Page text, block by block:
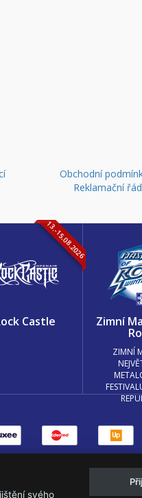
Obchodní
Reklamační řád
13.-15.08.2026
Castle Zimní
ZIMNÍ
vytvořila creatia.tech
svého